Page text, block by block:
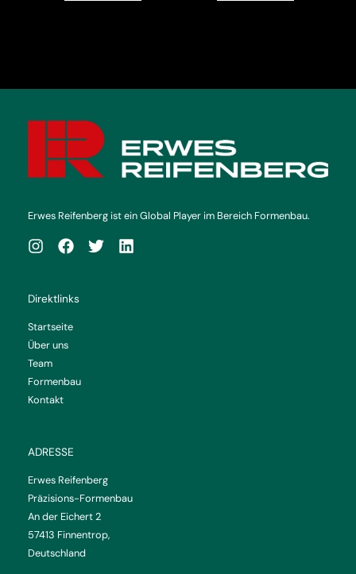
Erwes Reifenberg ist ein Global Player im Bereich Formenbau.
Direktlinks
Startseite
Über uns
Team
Formenbau
Kontakt
ADRESSE
Erwes Reifenberg
Präzisions-Formenbau
An der Eichert 2
57413 Finnentrop,
Deutschland